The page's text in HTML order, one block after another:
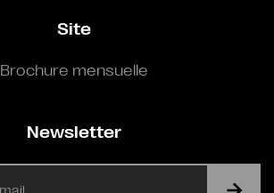
Site
Brochure mensuelle
Newsletter